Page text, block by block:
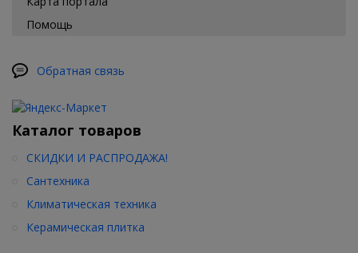
Помощь
Обратная связь
Каталог товаров
СКИДКИ И РАСПРОДАЖА!
Сантехника
Климатическая техника
Керамическая плитка